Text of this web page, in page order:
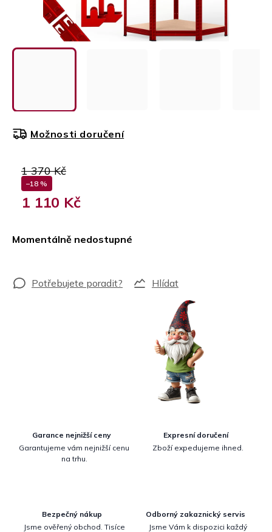
1 370 Kč
–18 %
1 110 Kč
Momentálně nedostupné
Možnosti doručení
Hlídat
Garance nejnižší ceny
Garantujeme vám nejnižší cenu
na trhu.
Expresní doručení
Zboží expedujeme ihned.
Bezpečný nákup
Jsme ověřený obchod. Tisíce
Odborný zakaznický servis
Jsme Vám k dispozici každý